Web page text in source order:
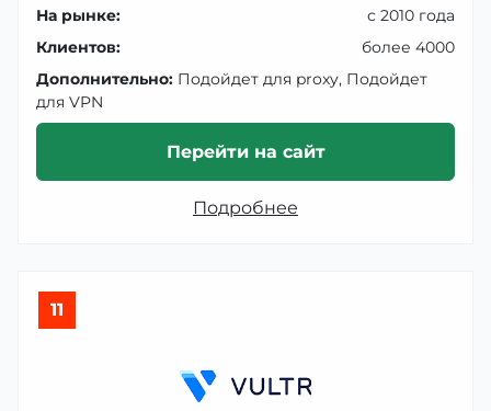
На рынке:
с 2010 года
Клиентов:
более 4000
Дополнительно: Подойдет для proxy, Подойдет
для VPN
Перейти на сайт
Подробнее
11